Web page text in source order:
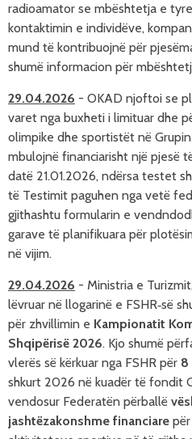
radioamator se mbështetja e
kontaktimin e individëve,
mund të kontribuojnë për
shumë informacion për
29.04.2026 - OKAD njoftoi se
varet nga buxheti i limituar dhe
olimpike dhe sportistët në
mbulojnë financiarisht një pjesë
datë 21.01.2026, ndërsa testet
të Testimit paguhen nga vetë
gjithashtu formularin e
garave të planifikuara për
në vijim.
29.04.2026 - Ministria e
lëvruar në llogarinë e FSHR‑së
për zhvillimin e Kampionatit
Shqipërisë 2026. Kjo shumë
vlerës së kërkuar nga FSHR për 8
shkurt 2026 në kuadër të fondit
vendosur Federatën përballë
jashtëzakonshme financiare